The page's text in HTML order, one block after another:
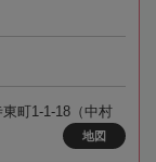
町1-1-18（中村
地図